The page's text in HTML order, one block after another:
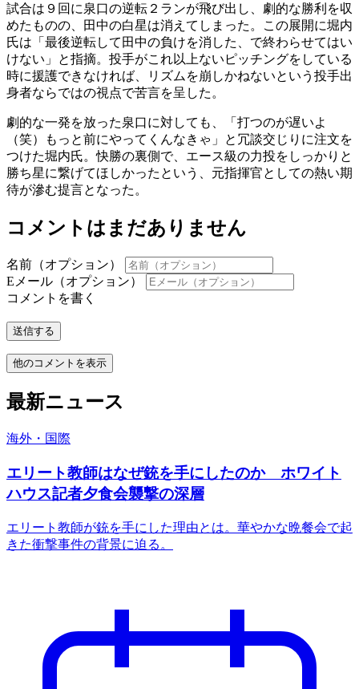
試合は９回に泉口の逆転２ランが飛び出し、劇的な勝利を収
めたものの、田中の白星は消えてしまった。この展開に堀内
氏は「最後逆転して田中の負けを消した、で終わらせてはい
けない」と指摘。投手がこれ以上ないピッチングをしている
時に援護できなければ、リズムを崩しかねないという投手出
身者ならではの視点で苦言を呈した。
劇的な一発を放った泉口に対しても、「打つのが遅いよ
（笑）もっと前にやってくんなきゃ」と冗談交じりに注文を
つけた堀内氏。快勝の裏側で、エース級の力投をしっかりと
勝ち星に繋げてほしかったという、元指揮官としての熱い期
待が滲む提言となった。
コメントはまだありません
名前（オプション）
Eメール（オプション）
コメントを書く
送信する
他のコメントを表示
最新ニュース
海外・国際
エリート教師はなぜ銃を手にしたのか ホワイト
ハウス記者夕食会襲撃の深層
エリート教師が銃を手にした理由とは。華やかな晩餐会で起
きた衝撃事件の背景に迫る。